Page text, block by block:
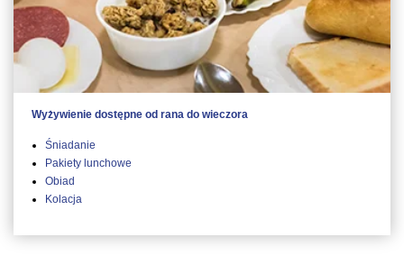
Wyżywienie dostępne od rana do wieczora
Śniadanie
Pakiety lunchowe
Obiad
Kolacja